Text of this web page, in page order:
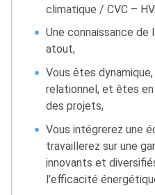
climatique / CVC –
Une connaissance de
atout,
Vous êtes
relationnel, et êtes
des projets,
Vous intégrerez une
travaillerez sur une
innovants et
l’efficacité